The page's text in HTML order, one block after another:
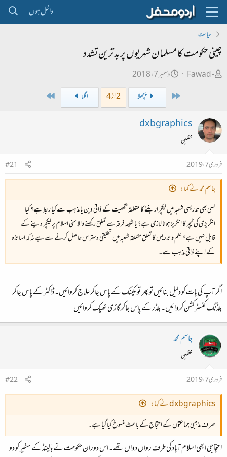
داخل ہوں
سیاست
چينی حکومت کا مسلمان شہريوں پر بدترين تشدد
ص
ب
ل
ڑ
ی
Fawad -
ت
خ
د
ا
ء
دسمبر 7، 2018
پچھلا 2 از 4 اگلا
dxbgraphics
محفلین
فروری 7، 2019
#21
جاسم محمد نے کہا:
کسی بھی تدریسی شعبہ میں لیکچرار بننے کا متعلقہ شخصیت کے ذاتی دین یا مذہب سے کیا ربط ہے؟ کیا
انگریزی کی ٹیچر کا انگریز ہونا لازمی ہے؟ یا شیعہ فرقہ سے تعلق رکھنے والا سنی اسلام پر لیکچر دینے کے
قابل نہیں ہے؟ علم و تدریس کا تعلق متعلقہ شعبہ میں تحقیقی دسترس حاصل کرنے سے ہے نہ کہ اساتذہ
کے اپنے ذاتی مذہب سے۔
اگر آپ کی بات کو دلیل بنائیں تو پھر تو مکینک کے پاس جاکر علاج کروائیں۔ ڈاکٹر کے پاس جاکر
بلڈنگ کنسٹرکشن کروائیں۔ بلڈر کے پاس جاکر گاڑی ٹھیک کروائیں
جاسم محمد
محفلین
فروری 7، 2019
#22
dxbgraphics نے کہا:
صرف مذہبی جماعتوں کے احتجاج کے باعث منسوخ کیا گیا ہے۔
احتجاجی ابھی اسلام آباد کی طرف رواں دواں تھے۔ اس دوران حکومت نے ہالینڈ کے سفیر کو دو